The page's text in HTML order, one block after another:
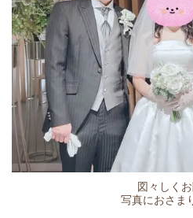
図々しく
写真におさま